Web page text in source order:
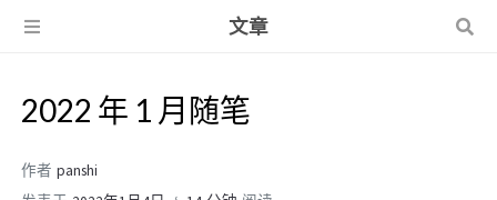
文章
2022 年 1 月随笔
作者 panshi